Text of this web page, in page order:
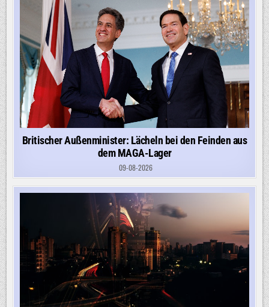
Britischer Außenminister: Lächeln bei den Feinden aus
dem MAGA-Lager
09-08-2026